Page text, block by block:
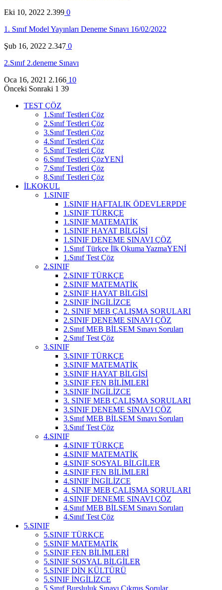
Eki 10, 2022 2.399 0
1. Sınıf Model Yayınları Deneme Sınavı 16/02/2022
Şub 16, 2022 2.347 0
2.Sınıf 2.deneme Sınavı
Oca 16, 2021 2.166 10
Önceki Sonraki 1 39
TEST ÇÖZ
1.Sınıf Testleri Çöz
2.Sınıf Testleri Çöz
3.Sınıf Testleri Çöz
4.Sınıf Testleri Çöz
5.Sınıf Testleri Çöz
6.Sınıf Testleri ÇözYENİ
7.Sınıf Testleri Çöz
8.Sınıf Testleri Çöz
İLKOKUL
1.SINIF
1.SINIF HAFTALIK ÖDEVLERPDF
1.SINIF TÜRKÇE
1.SINIF MATEMATİK
1.SINIF HAYAT BİLGİSİ
1.SINIF DENEME SINAVI ÇÖZ
1.Sınıf Türkçe İlk Okuma YazmaYENİ
1.Sınıf Test Çöz
2.SINIF
2.SINIF TÜRKÇE
2.SINIF MATEMATİK
2.SINIF HAYAT BİLGİSİ
2.SINIF İNGİLİZCE
2. SINIF MEB ÇALIŞMA SORULARI
2.SINIF DENEME SINAVI ÇÖZ
2.Sınıf MEB BİLSEM Sınavı Soruları
2.Sınıf Test Çöz
3.SINIF
3.SINIF TÜRKÇE
3.SINIF MATEMATİK
3.SINIF HAYAT BİLGİSİ
3.SINIF FEN BİLİMLERİ
3.SINIF İNGİLİZCE
3. SINIF MEB ÇALIŞMA SORULARI
3.SINIF DENEME SINAVI ÇÖZ
3.Sınıf MEB BİLSEM Sınavı Soruları
3.Sınıf Test Çöz
4.SINIF
4.SINIF TÜRKÇE
4.SINIF MATEMATİK
4.SINIF SOSYAL BİLGİLER
4.SINIF FEN BİLİMLERİ
4.SINIF İNGİLİZCE
4. SINIF MEB ÇALIŞMA SORULARI
4.SINIF DENEME SINAVI ÇÖZ
4.Sınıf MEB BİLSEM Sınavı Soruları
4.Sınıf Test Çöz
5.SINIF
5.SINIF TÜRKÇE
5.SINIF MATEMATİK
5.SINIF FEN BİLİMLERİ
5.SINIF SOSYAL BİLGİLER
5.SINIF DİN KÜLTÜRÜ
5.SINIF İNGİLİZCE
5.Sınıf Bursluluk Sınavı Çıkmış Sorular